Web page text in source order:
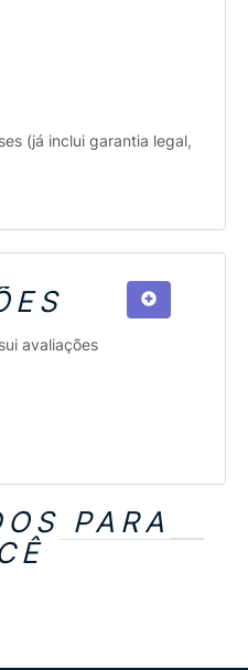
(já inclui garantia legal,
avaliações
PARA